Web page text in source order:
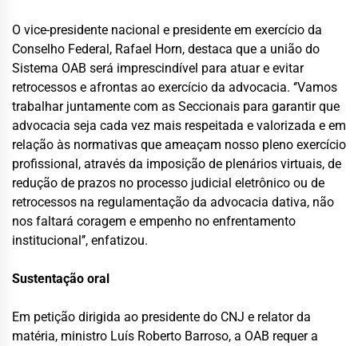
O vice-presidente nacional e presidente em exercício da
Conselho Federal, Rafael Horn, destaca que a união do
Sistema OAB será imprescindível para atuar e evitar
retrocessos e afrontas ao exercício da advocacia. ‘’Vamos
trabalhar juntamente com as Seccionais para garantir que
advocacia seja cada vez mais respeitada e valorizada e em
relação às normativas que ameaçam nosso pleno exercício
profissional, através da imposição de plenários virtuais, de
redução de prazos no processo judicial eletrônico ou de
retrocessos na regulamentação da advocacia dativa, não
nos faltará coragem e empenho no enfrentamento
institucional’’, enfatizou.
Sustentação oral
Em petição dirigida ao presidente do CNJ e relator da
matéria, ministro Luís Roberto Barroso, a OAB requer a